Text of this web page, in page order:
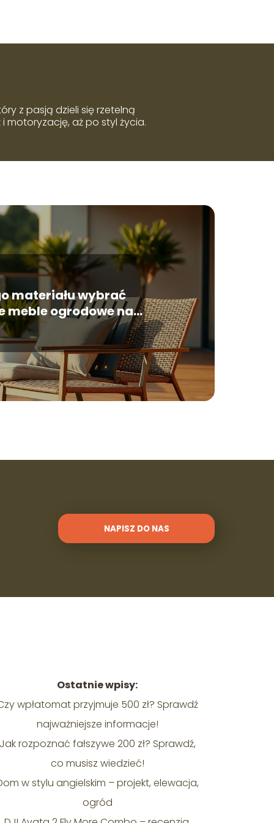
z pasją dzieli się rzetelną
motoryzację, aż po styl życia.
materiału wybrać
meble ogrodowe na
taras?
NAPISZ DO NAS
Ostatnie wpisy:
wpłatomat przyjmuje 500 zł? Sprawdź
najważniejsze informacje!
Jak rozpoznać fałszywe 200 zł? Sprawdź,
co musisz wiedzieć!
w stylu angielskim – projekt, elewacja,
ogród